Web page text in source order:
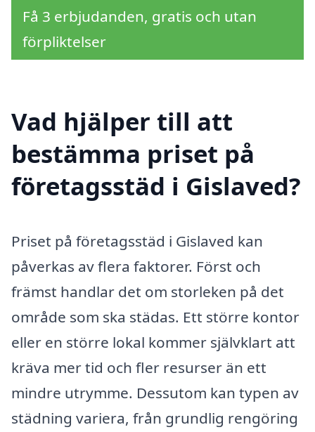
Få 3 erbjudanden, gratis och utan
förpliktelser
Vad hjälper till att
bestämma priset på
företagsstäd i Gislaved?
Priset på företagsstäd i Gislaved kan
påverkas av flera faktorer. Först och
främst handlar det om storleken på det
område som ska städas. Ett större kontor
eller en större lokal kommer självklart att
kräva mer tid och fler resurser än ett
mindre utrymme. Dessutom kan typen av
städning variera, från grundlig rengöring